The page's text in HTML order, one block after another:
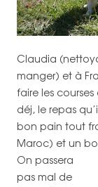
Claudia
manger) et à
faire les
déj, le repas
bon pain tout
Maroc) et un
On passera
pas mal de